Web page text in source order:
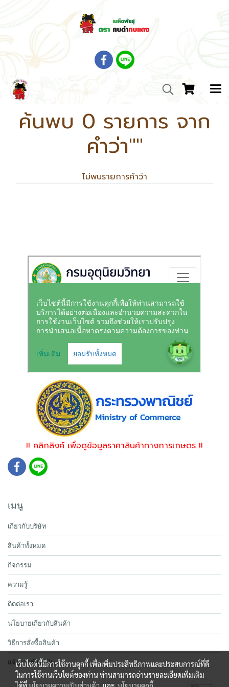
ค้นพบ 0 รายการ จาก
คำว่า""
ไม่พบรายการคำว่า
!! คลิกลิงค์ เพื่อดูข้อมูลราคาสินค้าทางการเกษตร !!
เมนู
เกี่ยวกับบริษัท
สินค้าทั้งหมด
กิจกรรม
ความรู้
ติดต่อเรา
นโยบายเกี่ยวกับสินค้า
วิธีการสั่งซื้อสินค้า
แจ้งการชำระเงิน
เว็บไซต์นี้มีการใช้งานคุกกี้ เพื่อเพิ่มประสิทธิภาพและประสบการณ์ที่ดี
ในการใช้งานเว็บไซต์ของท่าน ท่านสามารถอ่านรายละเอียดเพิ่มเติม